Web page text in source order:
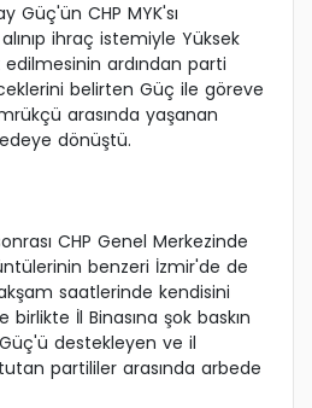
Güç'ün CHP MYK'sı
ihraç istemiyle Yüksek
ardından parti
belirten Güç ile göreve
arasında yaşanan
dönüştü.
CHP Genel Merkezinde
benzeri İzmir'de de
saatlerinde kendisini
İl Binasına şok baskın
destekleyen ve il
partililer arasında arbede